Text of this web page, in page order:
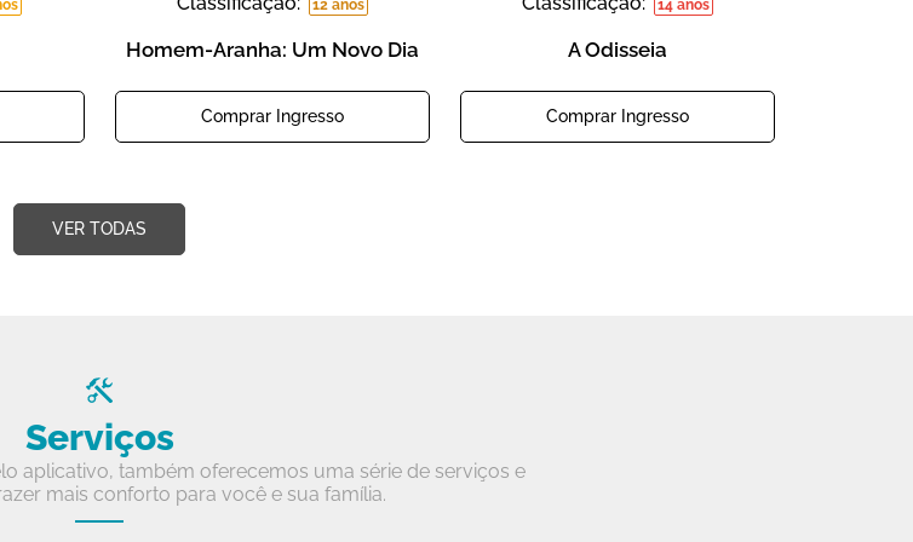
12 anos
Homem-Aranha: Um Novo Dia
Comprar Ingresso
14 anos
A Odisseia
Comprar Ingresso
VER TODAS
Serviços
aplicativo, também oferecemos uma série de serviços e
mais conforto para você e sua família.